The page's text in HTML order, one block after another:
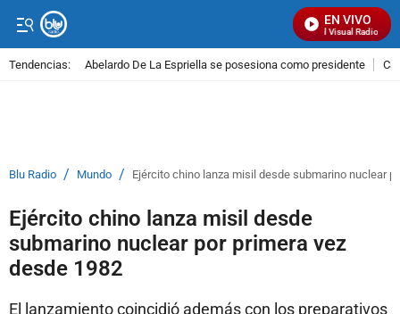
EN VIVO
Señal Visual Radio
Tendencias: Abelardo De La Espriella se posesiona como presidente
Blu Radio / Mundo / Ejército chino lanza misil desde submarino nuclear
Ejército chino lanza misil desde
submarino nuclear por primera vez
desde 1982
El lanzamiento coincidió además con los preparativos